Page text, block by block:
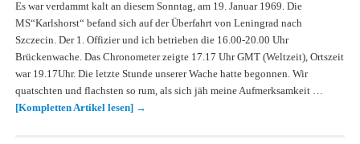
Es war verdammt kalt an diesem Sonntag, am 19. Januar 1969. Die
MS“Karlshorst“ befand sich auf der Überfahrt von Leningrad nach
Szczecin. Der 1. Offizier und ich betrieben die 16.00-20.00 Uhr
Brückenwache. Das Chronometer zeigte 17.17 Uhr GMT (Weltzeit), Ortszeit
war 19.17Uhr. Die letzte Stunde unserer Wache hatte begonnen. Wir
quatschten und flachsten so rum, als sich jäh meine Aufmerksamkeit …
[Kompletten Artikel lesen] →